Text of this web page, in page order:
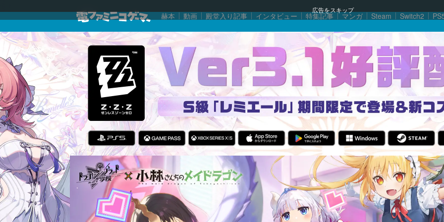
広告をスキップ
赫本 動画 殿堂入り記事 インタビュー 特集記事 マンガ Steam Switch2